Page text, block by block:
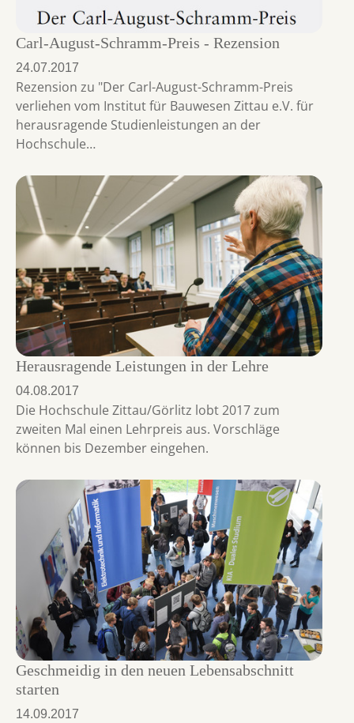
Carl-August-Schramm-Preis - Rezension
24.07.2017
Rezension zu "Der Carl-August-Schramm-Preis
verliehen vom Institut für Bauwesen Zittau e.V. für
herausragende Studienleistungen an der
Hochschule…
Herausragende Leistungen in der Lehre
04.08.2017
Die Hochschule Zittau/Görlitz lobt 2017 zum
zweiten Mal einen Lehrpreis aus. Vorschläge
können bis Dezember eingehen.
Geschmeidig in den neuen Lebensabschnitt
starten
14.09.2017